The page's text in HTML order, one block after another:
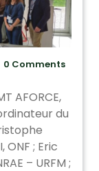
0 Comments
AFORCE,
du
; Eric
– URFM ;